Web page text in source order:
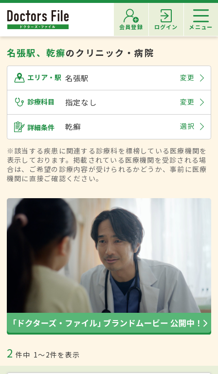
会員登録 ログイン メニュー
名張駅、乾癬のクリニック・病院
エリア・駅 名張駅 変更
診療科目 指定なし 変更
詳細条件 乾癬 選択
※該当する疾患に関連する診療科を標榜している医療機関を
表示しております。掲載されている医療機関を受診される場
合は、ご希望の診療内容が受けられるかどうか、事前に医療
機関に直接ご確認ください。
2 件中 1〜2件を表示